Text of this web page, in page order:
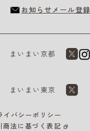
お知らせメール登録
まいまい京都
まいまい東京
イバシーポリシー
商法に基づく表記